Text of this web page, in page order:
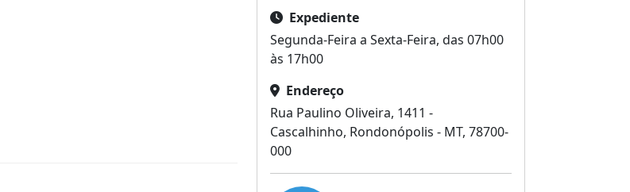
Expediente
Segunda-Feira a Sexta-Feira, das 07h00
às 17h00
Endereço
Rua Paulino Oliveira, 1411 -
Cascalhinho, Rondonópolis - MT, 78700-
000